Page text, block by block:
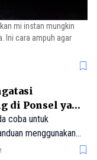
mi instan mungkin
Ini cara ampuh agar
di Ponsel yang
coba untuk
menggunakan